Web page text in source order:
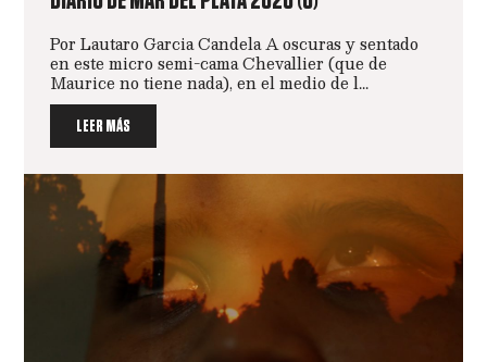
Por Lautaro Garcia Candela A oscuras y sentado
en este micro semi-cama Chevallier (que de
Maurice no tiene nada), en el medio de l...
LEER MÁS